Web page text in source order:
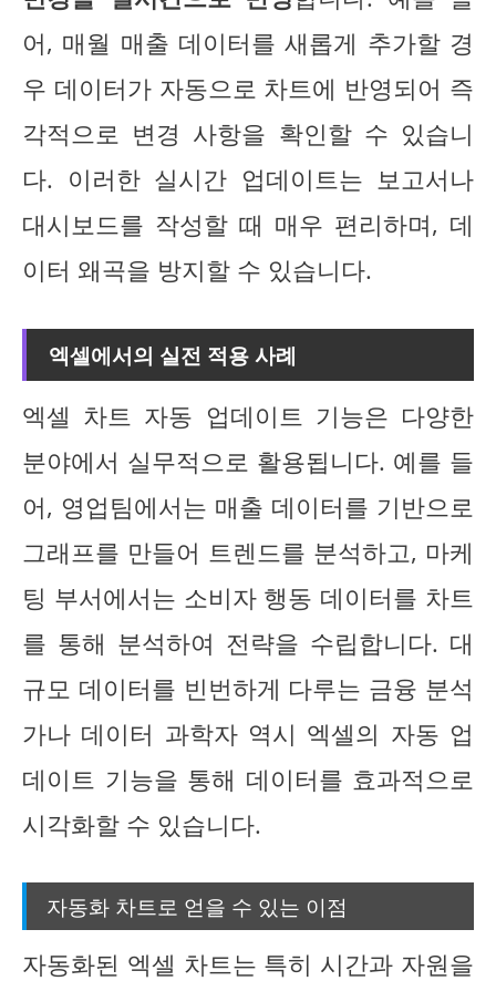
어, 매월 매출 데이터를 새롭게 추가할 경
우 데이터가 자동으로 차트에 반영되어 즉
각적으로 변경 사항을 확인할 수 있습니
다. 이러한 실시간 업데이트는 보고서나
대시보드를 작성할 때 매우 편리하며, 데
이터 왜곡을 방지할 수 있습니다.
엑셀에서의 실전 적용 사례
엑셀 차트 자동 업데이트 기능은 다양한
분야에서 실무적으로 활용됩니다. 예를 들
어, 영업팀에서는 매출 데이터를 기반으로
그래프를 만들어 트렌드를 분석하고, 마케
팅 부서에서는 소비자 행동 데이터를 차트
를 통해 분석하여 전략을 수립합니다. 대
규모 데이터를 빈번하게 다루는 금융 분석
가나 데이터 과학자 역시 엑셀의 자동 업
데이트 기능을 통해 데이터를 효과적으로
시각화할 수 있습니다.
자동화 차트로 얻을 수 있는 이점
자동화된 엑셀 차트는 특히 시간과 자원을